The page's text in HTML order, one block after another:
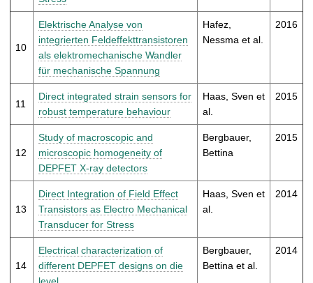
10
Elektrische Analyse von
integrierten Feldeffekttransistoren
als elektromechanische Wandler
für mechanische Spannung
Hafez,
Nessma et al.
2016
11
Direct integrated strain sensors for
robust temperature behaviour
Haas, Sven et
al.
2015
12
Study of macroscopic and
microscopic homogeneity of
DEPFET X-ray detectors
Bergbauer,
Bettina
2015
13
Direct Integration of Field Effect
Transistors as Electro Mechanical
Transducer for Stress
Haas, Sven et
al.
2014
14
Electrical characterization of
different DEPFET designs on die
Bergbauer,
Bettina et al.
2014